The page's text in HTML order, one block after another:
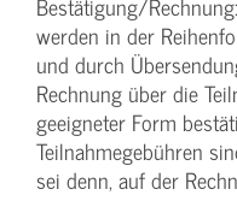
werden in der
und durch
Rechnung über die
geeigneter Form
Teilnahmegebühren
sei denn, auf der